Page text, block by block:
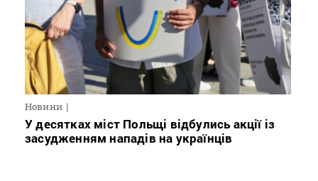
Новини
У десятках міст Польщі відбулись акції із
засудженням нападів на українців